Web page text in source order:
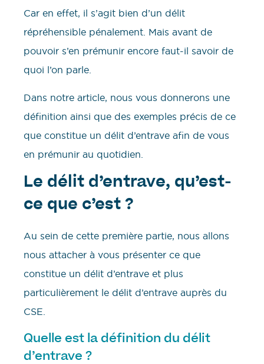
Car en effet, il s’agit bien d’un délit
répréhensible pénalement. Mais avant de
pouvoir s’en prémunir encore faut-il savoir de
quoi l’on parle.
Dans notre article, nous vous donnerons une
définition ainsi que des exemples précis de ce
que constitue un délit d’entrave afin de vous
en prémunir au quotidien.
Le délit d’entrave, qu’est-
ce que c’est ?
Au sein de cette première partie, nous allons
nous attacher à vous présenter ce que
constitue un délit d’entrave et plus
particulièrement le délit d’entrave auprès du
CSE.
Quelle est la définition du délit
d’entrave ?